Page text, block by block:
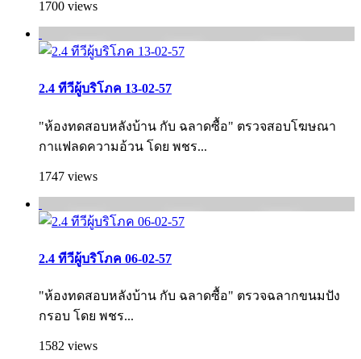
1700 views
2.4 ทีวีผู้บริโภค 13-02-57
"ห้องทดสอบหลังบ้าน กับ ฉลาดซื้อ" ตรวจสอบโฆษณา
กาแฟลดความอ้วน โดย พชร...
1747 views
2.4 ทีวีผู้บริโภค 06-02-57
"ห้องทดสอบหลังบ้าน กับ ฉลาดซื้อ" ตรวจฉลากขนมปัง
กรอบ โดย พชร...
1582 views